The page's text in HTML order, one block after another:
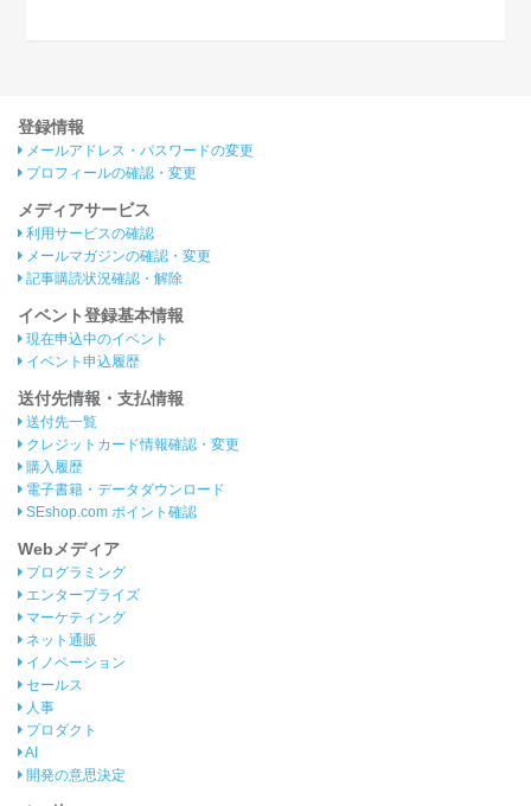
登録情報
メールアドレス・パスワードの変更
プロフィールの確認・変更
メディアサービス
利用サービスの確認
メールマガジンの確認・変更
記事購読状況確認・解除
イベント登録基本情報
現在申込中のイベント
イベント申込履歴
送付先情報・支払情報
送付先一覧
クレジットカード情報確認・変更
購入履歴
電子書籍・データダウンロード
SEshop.com ポイント確認
Webメディア
プログラミング
エンタープライズ
マーケティング
ネット通販
イノベーション
セールス
人事
プロダクト
AI
開発の意思決定